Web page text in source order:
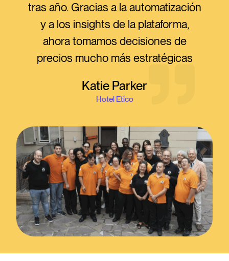
tras año. Gracias a la automatización
y a los insights de la plataforma,
ahora tomamos decisiones de
precios mucho más estratégicas
Katie Parker
Hotel Etico